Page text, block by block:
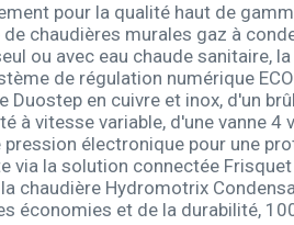
pour la qualité haut de
chaudières murales gaz à
ou avec eau chaude sanitaire,
de régulation numérique ECO
en cuivre et inox, d'un
à vitesse variable, d'une vanne 4
électronique pour une
la solution connectée
chaudière Hydromotrix
économies et de la durabilité,